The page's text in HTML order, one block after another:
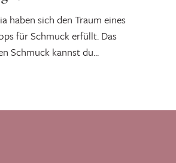
haben sich den Traum eines
für Schmuck erfüllt. Das
Schmuck kannst du...